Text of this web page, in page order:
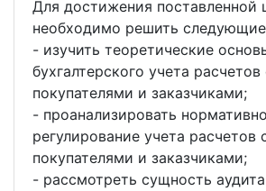
Для достижения поставленной
необходимо решить
- изучить теоретические
бухгалтерского учета расчетов
покупателями и заказчиками;
- проанализировать
регулирование учета расчетов
покупателями и заказчиками;
- рассмотреть сущность